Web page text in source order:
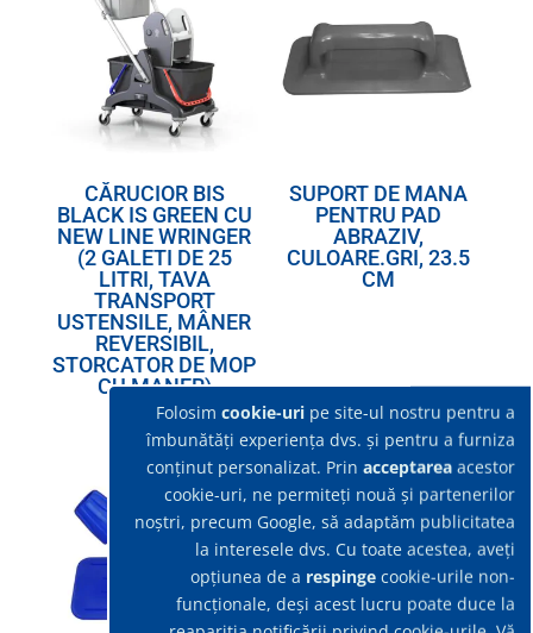
CĂRUCIOR BIS
BLACK IS GREEN CU
NEW LINE WRINGER
(2 GALETI DE 25
LITRI, TAVA
TRANSPORT
USTENSILE, MÂNER
REVERSIBIL,
STORCATOR DE MOP
CU MANER)
SUPORT DE MANA
PENTRU PAD
ABRAZIV,
CULOARE.GRI, 23.5
CM
Folosimcookie-uri pe site-ul nostru pentru a
îmbunătăți experiența dvs. și pentru a furniza
conținut personalizat. Prinacceptarea acestor
cookie-uri, ne permiteți nouă și partenerilor
noștri, precum Google, să adaptăm publicitatea
la interesele dvs. Cu toate acestea, aveți
opțiunea de a respinge cookie-urile non-
funcționale, deși acest lucru poate duce la